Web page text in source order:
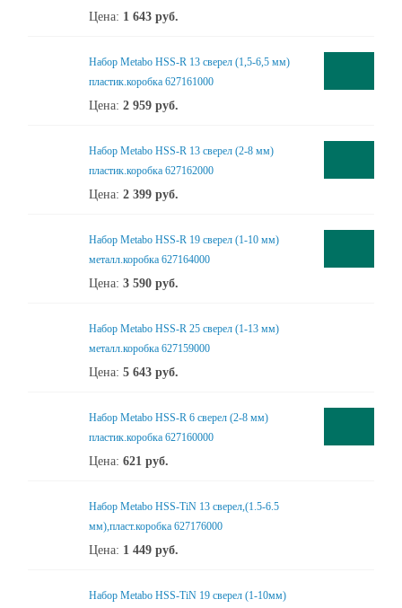
Цена: 1 643 руб.
Набор Metabo HSS-R 13 сверел (1,5-6,5 мм)
пластик.коробка 627161000
Цена: 2 959 руб.
Набор Metabo HSS-R 13 сверел (2-8 мм)
пластик.коробка 627162000
Цена: 2 399 руб.
Набор Metabo HSS-R 19 сверел (1-10 мм)
металл.коробка 627164000
Цена: 3 590 руб.
Набор Metabo HSS-R 25 сверел (1-13 мм)
металл.коробка 627159000
Цена: 5 643 руб.
Набор Metabo HSS-R 6 сверел (2-8 мм)
пластик.коробка 627160000
Цена: 621 руб.
Набор Metabo HSS-TiN 13 сверел,(1.5-6.5
мм),пласт.коробка 627176000
Цена: 1 449 руб.
Набор Metabo HSS-TiN 19 сверел (1-10мм)